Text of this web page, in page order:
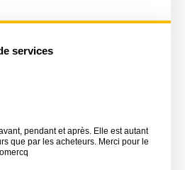
services
pendant et après. Elle est autant
que par les acheteurs. Merci pour le